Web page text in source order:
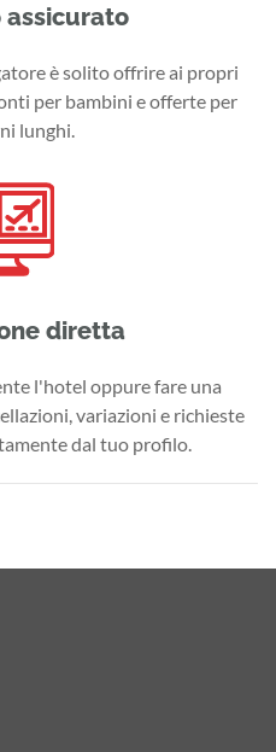
assicurato
è solito offrire ai propri
per bambini e offerte per
lunghi.
diretta
l'hotel oppure fare una
variazioni e richieste
dal tuo profilo.